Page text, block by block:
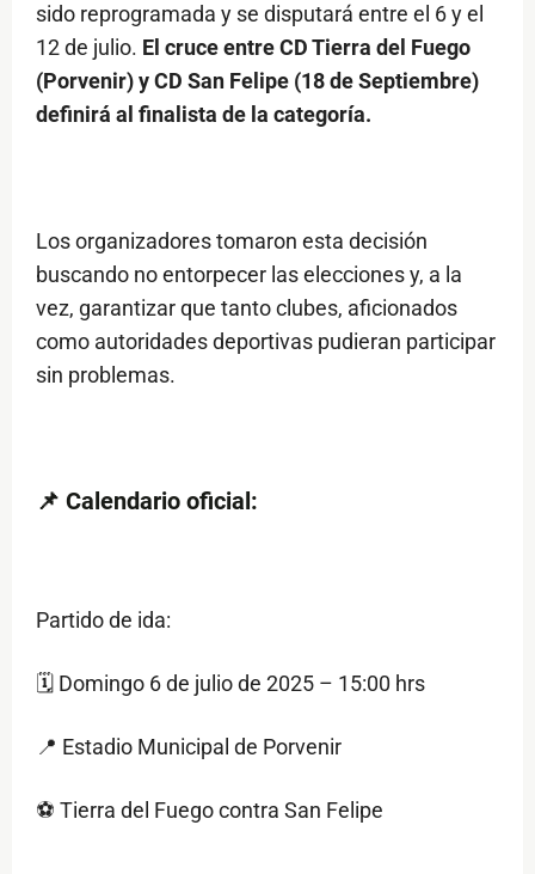
sido reprogramada y se disputará entre el 6 y el
12 de julio. El cruce entre CD Tierra del Fuego
(Porvenir) y CD San Felipe (18 de Septiembre)
definirá al finalista de la categoría.
Los organizadores tomaron esta decisión
buscando no entorpecer las elecciones y, a la
vez, garantizar que tanto clubes, aficionados
como autoridades deportivas pudieran participar
sin problemas.
📌 Calendario oficial:
Partido de ida:
🗓 Domingo 6 de julio de 2025 – 15:00 hrs
📍 Estadio Municipal de Porvenir
⚽ Tierra del Fuego contra San Felipe